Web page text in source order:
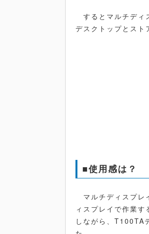
するとマルチディ
デスクトップとスト
■使用感は？
マルチディスプレ
ィスプレイで作業
しながら、T100TA